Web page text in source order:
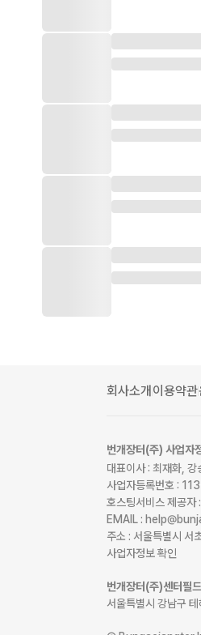
회사소개이용약관
번개장터(주) 사업자
대표이사 : 최재화,
사업자등록번호 :
호스팅서비스 제공
EMAIL :
주소 : 서울특별시
사업자정보 확인
번개장터(주)센터필
서울특별시 강남구